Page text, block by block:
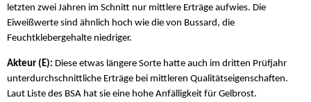
letzten zwei Jahren im Schnitt nur mittlere Erträge aufwies. Die
Eiweißwerte sind ähnlich hoch wie die von Bussard, die
Feuchtklebergehalte niedriger.
Akteur (E): Diese etwas längere Sorte hatte auch im dritten Prüfjahr
unterdurchschnittliche Erträge bei mittleren Qualitätseigenschaften.
Laut Liste des BSA hat sie eine hohe Anfälligkeit für Gelbrost.